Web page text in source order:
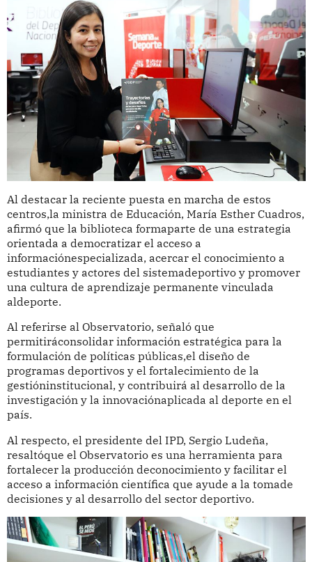
Al destacar la reciente puesta en marcha de estos
centros,la ministra de Educación, María Esther Cuadros,
afirmó que la biblioteca formaparte de una estrategia
orientada a democratizar el acceso a
informaciónespecializada, acercar el conocimiento a
estudiantes y actores del sistemadeportivo y promover
una cultura de aprendizaje permanente vinculada
aldeporte.
Al referirse al Observatorio, señaló que
permitiráconsolidar información estratégica para la
formulación de políticas públicas,el diseño de
programas deportivos y el fortalecimiento de la
gestióninstitucional, y contribuirá al desarrollo de la
investigación y la innovaciónaplicada al deporte en el
país.
Al respecto, el presidente del IPD, Sergio Ludeña,
resaltóque el Observatorio es una herramienta para
fortalecer la producción deconocimiento y facilitar el
acceso a información científica que ayude a la tomade
decisiones y al desarrollo del sector deportivo.